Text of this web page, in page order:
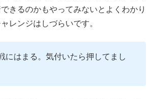
きるのかもやってみないとよくわかり
レンジはしづらいです。
にはまる。気付いたら押してまし